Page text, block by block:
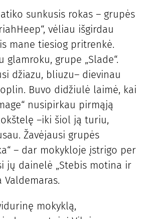
sunkusis rokas – grupės
vėliau išgirdau
mane tiesiog pritrenkė.
glamroku, grupe „Slade“.
džiazu, bliuzu– dievinau
Buvo didžiulė laimė, kai
nusipirkau pirmąją
–iki šiol ją turiu,
Žavėjausi grupės
– dar mokykloje įstrigo per
jų dainelė „Stebis motina ir
Valdemaras.
mokyklą,